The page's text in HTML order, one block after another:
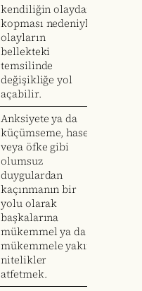
kendiliğin olaydan
kopması nedeniyle
olayların
bellekteki
temsilinde
değişikliğe yol
açabilir.
Anksiyete ya da
küçümseme, haset
veya öfke gibi
olumsuz
duygulardan
kaçınmanın bir
yolu olarak
başkalarına
mükemmel ya da
mükemmele yakın
nitelikler
atfetmek.